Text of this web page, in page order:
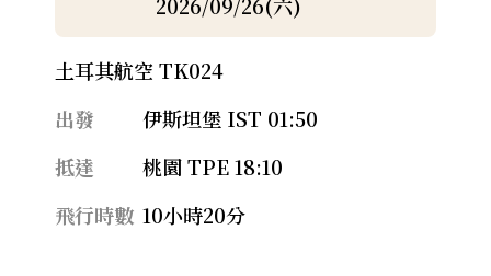
土耳其航空 TK024
出發
伊斯坦堡 IST 01:50
抵達
桃園 TPE 18:10
飛行時數 10小時20分